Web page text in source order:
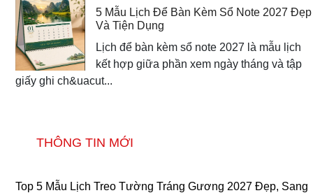
5 Mẫu Lịch Để Bàn Kèm Sổ Note 2027 Đẹp
Và Tiện Dụng
Lịch để bàn kèm sổ note 2027 là mẫu lịch
kết hợp giữa phần xem ngày tháng và tập
giấy ghi ch&uacut...
THÔNG TIN MỚI
Top 5 Mẫu Lịch Treo Tường Tráng Gương 2027 Đẹp, Sang